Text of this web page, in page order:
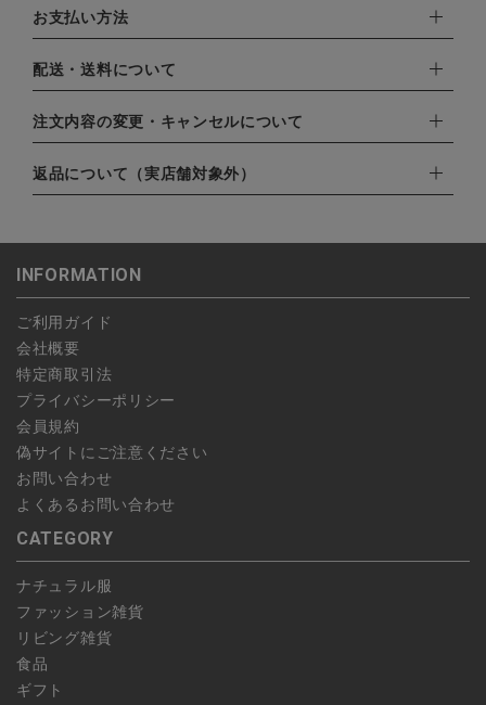
お支払い方法
下記お支払い方法よりお選びいただけます。
・クレジットカード（VISA,mastercard,JCB,AMERICAN
EXPRESS,Diners Club）
・amazonペイメント
・楽天ペイ
・PayPay
配送・送料について
配達業者：日本郵便
北海道：1,400円
注文内容の変更・キャンセルについて
ご注文日当日から翌日のAM9:00までにご連絡頂いた場合はキャ
ンセルは可能です。
します。
予約商品など一部キャンセルが出来ない場合がございます。あら
かじめご了承ください。
返品について（実店舗対象外）
こちら よりご依頼ください。
INFORMATION
ご利用ガイド
会社概要
特定商取引法
プライバシーポリシー
会員規約
偽サイトにご注意ください
お問い合わせ
よくあるお問い合わせ
CATEGORY
ナチュラル服
ファッション雑貨
リビング雑貨
食品
ギフト